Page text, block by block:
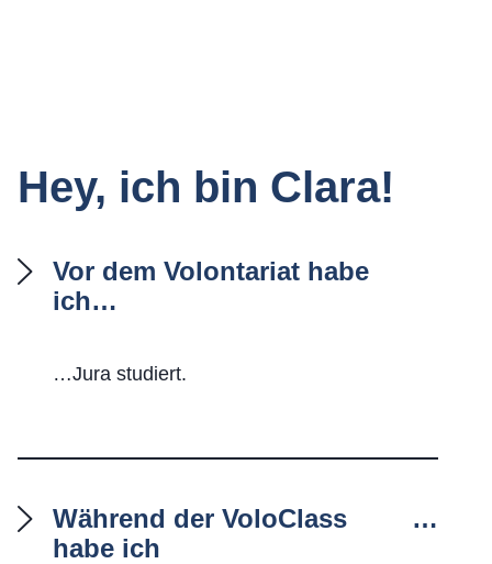
Hey, ich bin Clara!
Vor dem Volontariat habe
ich…
…Jura studiert.
Während der VoloClass
habe ich
…